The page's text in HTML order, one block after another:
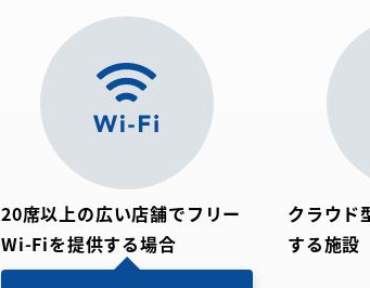
20席以上の広い店舗でフリー
Wi-Fiを提供する場合
クラウド
する施設